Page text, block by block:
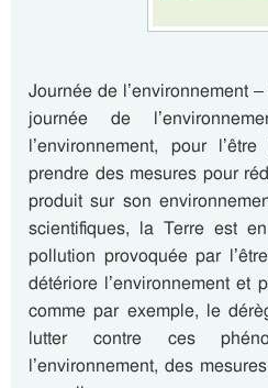
Journée de l’environnement
journée de
l’environnement, pour
prendre des mesures pour
produit sur son
scientifiques, la Terre est
pollution provoquée par
détériore l’environnement et
comme par exemple, le
lutter contre ces
l’environnement, des